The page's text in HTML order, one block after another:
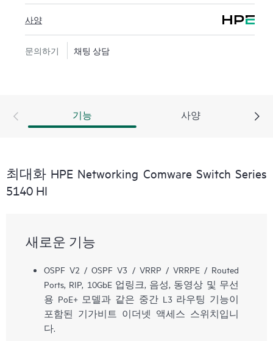
며, IMC(Intelligent Management Center)와 결합될 경우
내장형 네트워크 관리와 개선된 네트워크 가시성을
제공합니다.
사양
문의하기 채팅 상담
기능 사양
최대화 HPE Networking Comware Switch Series
5140 HI
새로운 기능
OSPF V2 / OSPF V3 / VRRP / VRRPE / Routed
Ports, RIP, 10GbE 업링크, 음성, 동영상 및 무선
용 PoE+ 모델과 같은 중간 L3 라우팅 기능이
포함된 기가비트 이더넷 액세스 스위치입니
다.